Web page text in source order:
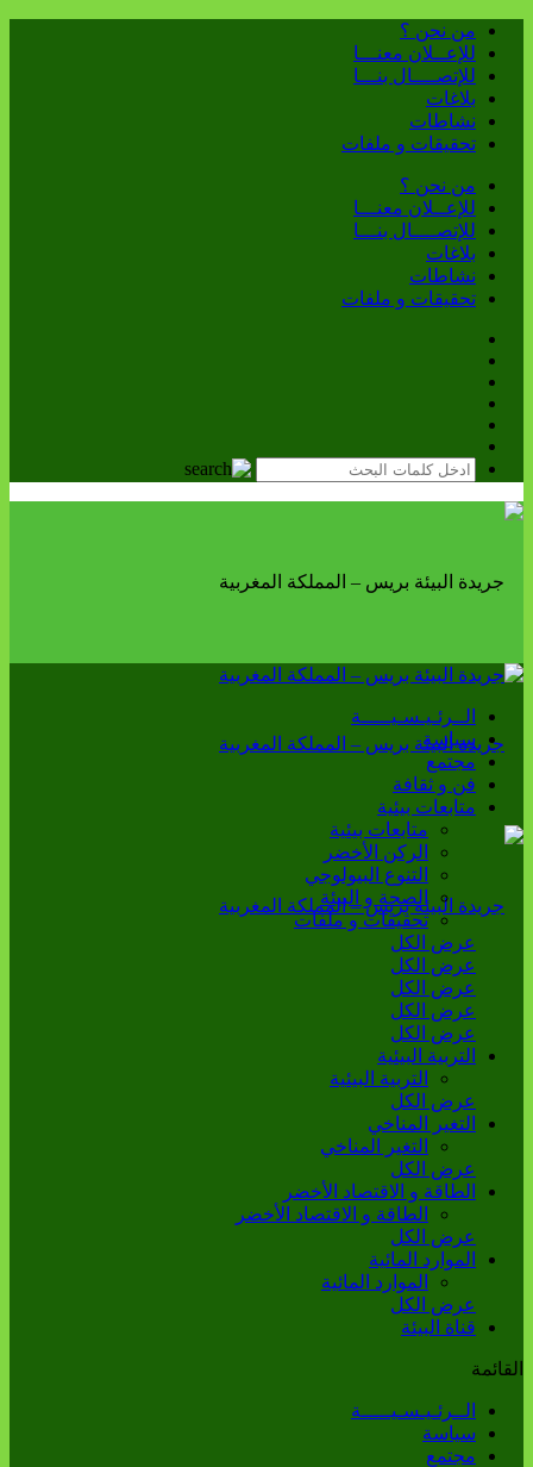
من نحن ؟
للإعــلان معنـــا
للإتصــــال بنـــا
بلاغات
نشاطات
تحقيقات و ملفات
من نحن ؟
للإعــلان معنـــا
للإتصــــال بنـــا
بلاغات
نشاطات
تحقيقات و ملفات
الــرئـيـسـيـــــة
سياسة
مجتمع
فن و ثقافة
متابعات بيئية
متابعات بيئية
الركن الأخضر
التنوع البيولوجي
الصحة و البيئة
تحقيقات و ملفات
عرض الكل
عرض الكل
عرض الكل
عرض الكل
عرض الكل
التربية البيئية
التربية البيئية
عرض الكل
التغير المناخي
التغير المناخي
عرض الكل
الطاقة و الاقتصاد الأخضر
الطاقة و الاقتصاد الأخضر
عرض الكل
الموارد المائية
الموارد المائية
عرض الكل
قناة البيئة
القائمة
الــرئـيـسـيـــــة
سياسة
مجتمع